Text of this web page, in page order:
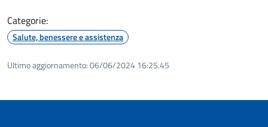
Categorie:
Salute, benessere e assistenza
Ultimo aggiornamento:06/06/2024 16:25.45